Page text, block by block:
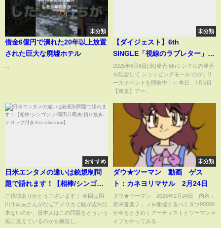
未分類
借金6億円で潰れた20年以上放置
された巨大な廃墟ホテル
未分類
【ダイジェスト】6th
SINGLE「視線のラブレター」リ
リースイベント
2025年8月6日(水)発売 6thシングルの発売
を記念して ショッピングモールでのリリ
ースイベントを開催中！✨ 本日、7月5日
【東京】アー...
おすすめ
日米エンタメの違いは銃規制問
題で語れます！【相棒/シンゴジ
ラ/岡田斗司夫/切り抜き/テロップ
付き/For education】
ご視聴ありがとうございます！ 今回は岡
田斗司夫さんがなぜアメリカで銃が規制出
来ないのか、日本人はこの問題をどういう
風に捉えているのかを解説し...
未分類
ダウ★ツーマン 動画 ゲス
ト：カネヨリマサル 2月24日
ダウ★ツーマン 2025年2月24日 内容：
将来音楽フェスを開催するべくダウ90000
が今をときめくアーティストとツーマンラ
イブをやってみる...